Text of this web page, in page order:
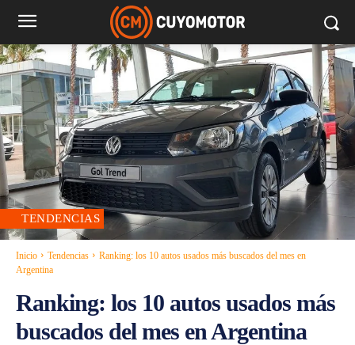
TENDENCIAS
Inicio Tendencias
Ranking: los 10 autos usados más buscados del mes en
Argentina
Ranking: los 10 autos usados más
buscados del mes en Argentina